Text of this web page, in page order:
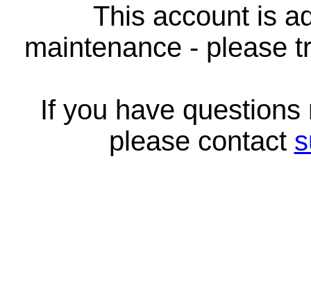
This account is
maintenance - please
If you have
please contact